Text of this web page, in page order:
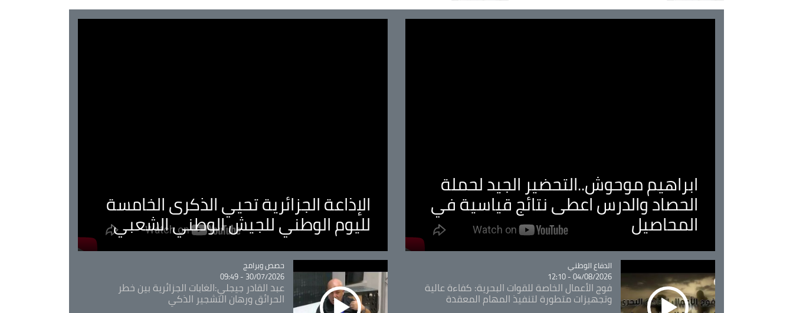
ابراهيم موحوش..التحضير الجيد لحملة
الحصاد والدرس اعطى نتائج قياسية في
المحاصيل
الإذاعة الجزائرية تحيي الذكرى الخامسة
لليوم الوطني للجيش الوطني الشعبي
Catégorie
الدفاع الوطني
04/08/2026 - 12:10
فوج الأعمال الخاصة للقوات البحرية: كفاءة عالية
وتجهيزات متطورة لتنفيذ المهام المعقدة
Catégorie
حصص وبرامج
30/07/2026 - 09:49
عبد القادر جيجلي:الغابات الجزائرية بين خطر
الحرائق ورهان التشجير الذكي